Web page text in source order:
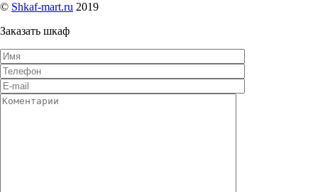
© Shkaf-mart.ru 2019
Заказать шкаф